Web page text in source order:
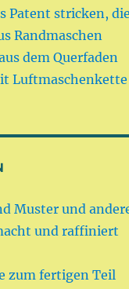
Patent stricken,
Randmaschen
dem Querfaden
Luftmaschenkette
Muster und
und raffiniert
zum fertigen Teil